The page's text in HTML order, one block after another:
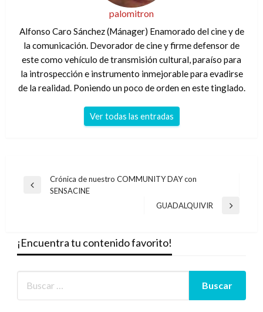
palomitron
Alfonso Caro Sánchez (Mánager) Enamorado del cine y de
la comunicación. Devorador de cine y firme defensor de
este como vehículo de transmisión cultural, paraíso para
la introspección e instrumento inmejorable para evadirse
de la realidad. Poniendo un poco de orden en este tinglado.
Ver todas las entradas
Navegación
Entrada
Crónica de nuestro COMMUNITY DAY con
SENSACINE
Entrada
GUADALQUIVIR
¡Encuentra tu contenido favorito!